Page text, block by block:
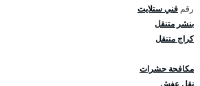
رقم فني ستلايت
بنشر متنقل
كراج متنقل
مكافحة حشرات
نقل عفش